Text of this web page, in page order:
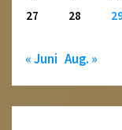
27
28
« Juni Aug. »